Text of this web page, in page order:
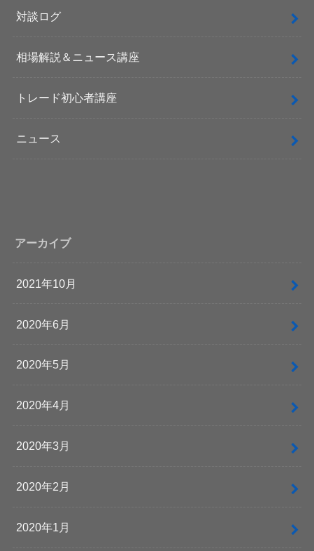
対談ログ
相場解説＆ニュース講座
トレード初心者講座
ニュース
アーカイブ
2021年10月
2020年6月
2020年5月
2020年4月
2020年3月
2020年2月
2020年1月